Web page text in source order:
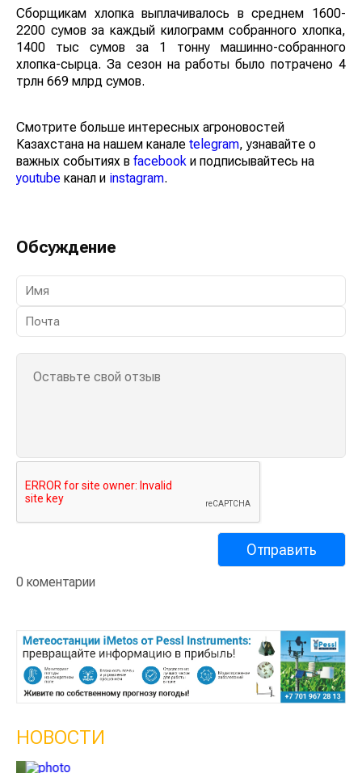
Сборщикам хлопка выплачивалось в среднем 1600-
2200 сумов за каждый килограмм собранного хлопка,
1400 тыс сумов за 1 тонну машинно-собранного
хлопка-сырца. За сезон на работы было потрачено 4
трлн 669 млрд сумов.
Смотрите больше интересных агроновостей
Казахстана на нашем канале telegram, узнавайте о
важных событиях в facebook и подписывайтесь на
youtube канал и instagram.
Обсуждение
0 коментарии
НОВОСТИ